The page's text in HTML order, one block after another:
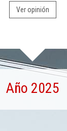
Ver opinión
Año 2025